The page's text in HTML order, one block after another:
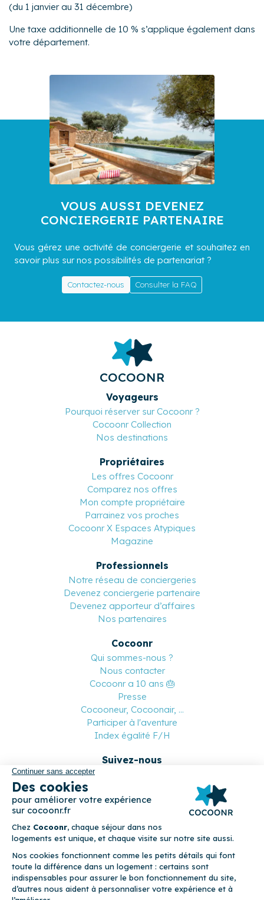
(du 1 janvier au 31 décembre)
Une taxe additionnelle de 10 % s’applique également dans
votre département.
VOUS AUSSI DEVENEZ
CONCIERGERIE PARTENAIRE
Vous gérez une activité de conciergerie et souhaitez en
savoir plus sur nos possibilités de partenariat ?
Contactez-nous Consulter la FAQ
COCOONR
Voyageurs
Pourquoi réserver sur Cocoonr ?
Cocoonr Collection
Nos destinations
Propriétaires
Les offres Cocoonr
Comparez nos offres
Mon compte propriétaire
Parrainez vos proches
Cocoonr X Espaces Atypiques
Magazine
Professionnels
Notre réseau de conciergeries
Devenez conciergerie partenaire
Devenez apporteur d’affaires
Nos partenaires
Cocoonr
Qui sommes-nous ?
Nous contacter
Cocoonr a 10 ans 🎂
Presse
Cocooneur, Cocoonair, ...
Participer à l'aventure
Index égalité F/H
Suivez-nous